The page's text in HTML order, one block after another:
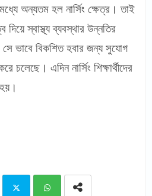
অন্যতম হল নার্সিং ক্ষেত্র। তাই
দিয়ে স্বাস্থ্য ব্যবস্থার উন্নতির
সে ভাবে বিকশিত হবার জন্য সুযোগ
চলেছে। এদিন নার্সিং শিক্ষার্থীদের